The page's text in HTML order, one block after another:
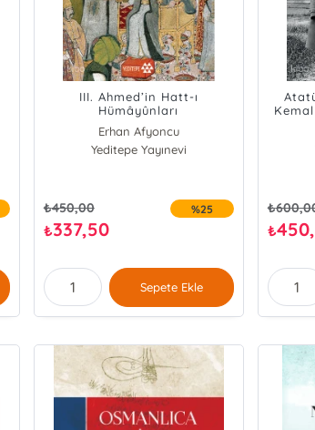
III. Ahmed’in Hatt-ı
Hümâyûnları
Erhan Afyoncu
Yeditepe Yayınevi
₺450,00
₺337,50
%25
Sepete Ekle
₺
₺